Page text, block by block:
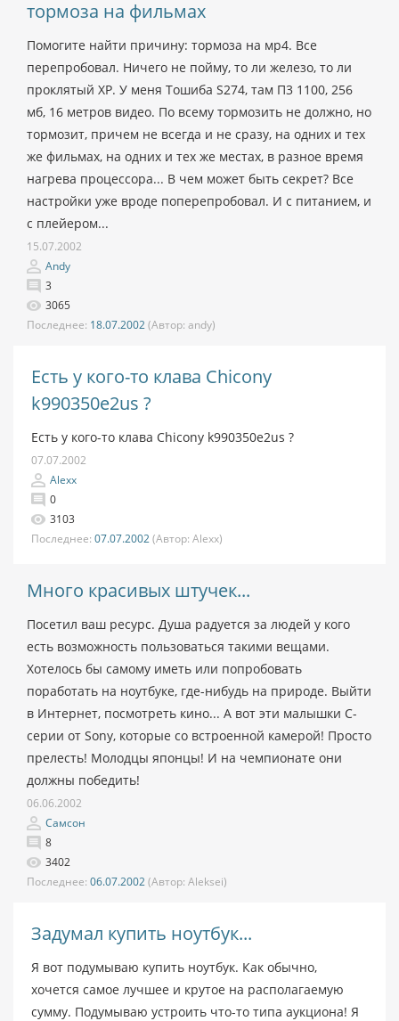
тормоза на фильмах
Помогите найти причину: тормоза на мр4. Все
перепробовал. Ничего не пойму, то ли железо, то ли
проклятый ХР. У меня Тошиба S274, там П3 1100, 256
мб, 16 метров видео. По всему тормозить не должно, но
тормозит, причем не всегда и не сразу, на одних и тех
же фильмах, на одних и тех же местах, в разное время
нагрева процессора... В чем может быть секрет? Все
настройки уже вроде поперепробовал. И с питанием, и
с плейером...
15.07.2002
Andy
3
3065
Последнее: 18.07.2002(Автор: andy)
Есть у кого-то клава Chicony
k990350e2us ?
Есть у кого-то клава Chicony k990350e2us ?
07.07.2002
Alexx
0
3103
Последнее: 07.07.2002(Автор: Alexx)
Много красивых штучек...
Посетил ваш ресурс. Душа радуется за людей у кого
есть возможность пользоваться такими вещами.
Хотелось бы самому иметь или попробовать
поработать на ноутбуке, где-нибудь на природе. Выйти
в Интернет, посмотреть кино... А вот эти малышки C-
серии от Sony, которые со встроенной камерой! Просто
прелесть! Молодцы японцы! И на чемпионате они
должны победить!
06.06.2002
Самсон
8
3402
Последнее: 06.07.2002(Автор: Aleksei)
Задумал купить ноутбук...
Я вот подумываю купить ноутбук. Как обычно,
хочется самое лучшее и крутое на располагаемую
сумму. Подумываю устроить что-то типа аукциона! Я